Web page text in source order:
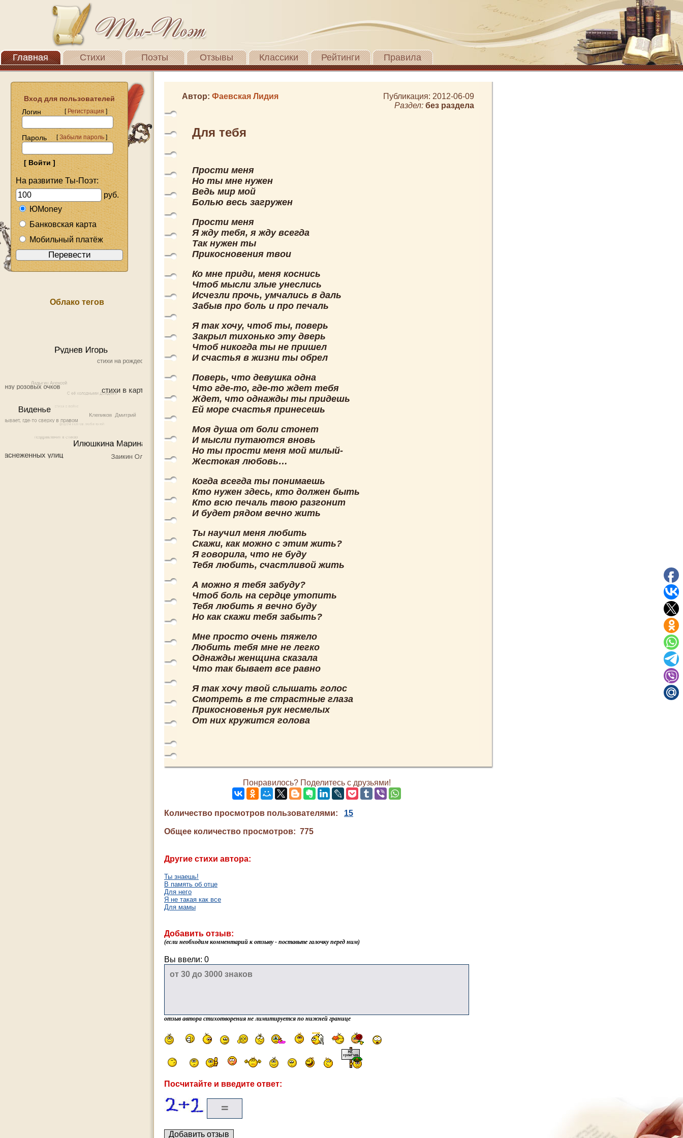
Главная Стихи Поэты Отзывы Классики Рейтинги Правила
Вход для пользователей
Логин
[Регистрация]
Пароль [Забыли пароль]
На развитие Ты-Поэт:
руб.
ЮMoney
Банковская карта
Мобильный платёж
Облако тегов
Автор: Фаевская Лидия
Публикация: 2012-06-09
Раздел: без раздела
Для тебя
Прости меня
Но ты мне нужен
Ведь мир мой
Болью весь загружен
Прости меня
Я жду тебя, я жду всегда
Так нужен ты
Прикосновения твои
Ко мне приди, меня коснись
Чтоб мысли злые унеслись
Исчезли прочь, умчались в даль
Забыв про боль и про печаль
Я так хочу, чтоб ты, поверь
Закрыл тихонько эту дверь
Чтоб никогда ты не пришел
И счастья в жизни ты обрел
Поверь, что девушка одна
Что где-то, где-то ждет тебя
Ждет, что однажды ты придешь
Ей море счастья принесешь
Моя душа от боли стонет
И мысли путаются вновь
Но ты прости меня мой милый-
Жестокая любовь…
Когда всегда ты понимаешь
Кто нужен здесь, кто должен быть
Кто всю печаль твою разгонит
И будет рядом вечно жить
Ты научил меня любить
Скажи, как можно с этим жить?
Я говорила, что не буду
Тебя любить, счастливой жить
А можно я тебя забуду?
Чтоб боль на сердце утопить
Тебя любить я вечно буду
Но как скажи тебя забыть?
Мне просто очень тяжело
Любить тебя мне не легко
Однажды женщина сказала
Что так бывает все равно
Я так хочу твой слышать голос
Смотреть в те страстные глаза
Прикосновенья рук несмелых
От них кружится голова
Понравилось? Поделитесь с друзьями!
Количество просмотров пользователями: 15
Общее количество просмотров: 775
Другие стихи автора:
Ты знаешь!
В память об отце
Для него
Я не такая как все
Для мамы
Добавить отзыв:
(если необходим комментарий к отзыву - поставьте галочку перед ним)
Вы ввели: 0
отзыв автора стихотворения не лимитируется по нижней границе
Посчитайте и введите ответ: